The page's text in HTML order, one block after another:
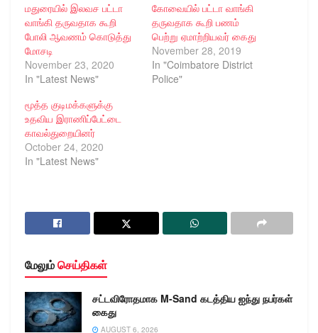
மதுரையில் இலவச பட்டா
வாங்கி தருவதாக கூறி
போலி ஆவணம் கொடுத்து
மோசடி
November 23, 2020
In "Latest News"
கோவையில் பட்டா வாங்கி
தருவதாக கூறி பணம்
பெற்று ஏமாற்றியவர் கைது
November 28, 2019
In "Coimbatore District
Police"
மூத்த குடிமக்களுக்கு
உதவிய இராணிப்பேட்டை
காவல்துறையினர்
October 24, 2020
In "Latest News"
மேலும்செய்திகள்
சட்டவிரோதமாக M-Sand கடத்திய ஐந்து நபர்கள்
கைது
AUGUST 6, 2026